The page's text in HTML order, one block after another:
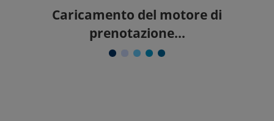
Caricamento del motore di
prenotazione...